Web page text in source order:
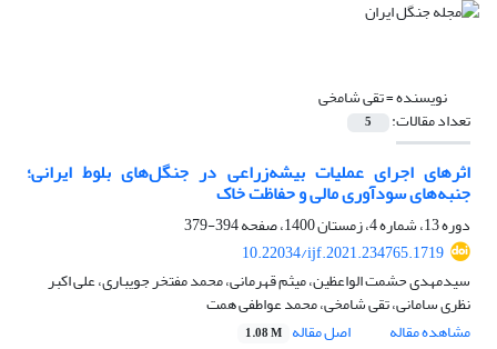
نویسنده =تقی شامخی
تعداد مقالات: 5
اثرهای اجرای عملیات بیشه‌زراعی در جنگل‌های بلوط ایرانی؛
جنبه‌های سودآوری مالی و حفاظت خاک
دوره 13، شماره 4، زمستان 1400، صفحه
394-379
10.22034/ijf.2021.234765.1719
سیدمهدی حشمت الواعظین، میثم قهرمانی، محمد مفتخر جویباری، علی اکبر
نظری سامانی، تقی شامخی، محمد عواطفی همت
مشاهده مقاله
اصل مقاله 1.08 M